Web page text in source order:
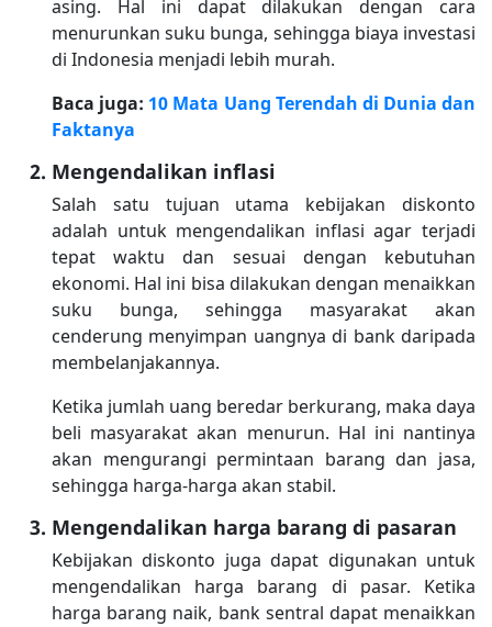
asing. Hal ini dapat dilakukan dengan cara
menurunkan suku bunga, sehingga biaya investasi
di Indonesia menjadi lebih murah.
Baca juga: 10 Mata Uang Terendah di Dunia dan
Faktanya
Mengendalikan inflasi
Salah satu tujuan utama kebijakan diskonto
adalah untuk mengendalikan inflasi agar terjadi
tepat waktu dan sesuai dengan kebutuhan
ekonomi. Hal ini bisa dilakukan dengan menaikkan
suku bunga, sehingga masyarakat akan
cenderung menyimpan uangnya di bank daripada
membelanjakannya.
Ketika jumlah uang beredar berkurang, maka daya
beli masyarakat akan menurun. Hal ini nantinya
akan mengurangi permintaan barang dan jasa,
sehingga harga-harga akan stabil.
Mengendalikan harga barang di pasaran
Kebijakan diskonto juga dapat digunakan untuk
mengendalikan harga barang di pasar. Ketika
harga barang naik, bank sentral dapat menaikkan